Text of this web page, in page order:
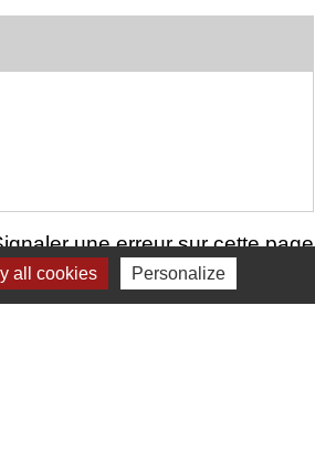
une erreur sur cette page
all cookies Personalize